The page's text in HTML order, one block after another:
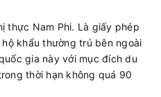
thực Nam Phi. Là giấy phép
khẩu thường trú bên ngoài
gia này với mục đích du
thời hạn không quá 90